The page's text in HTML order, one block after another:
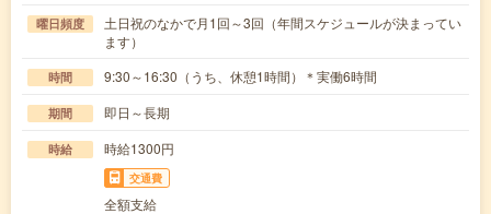
曜日頻度
土日祝のなかで月1回～3回（年間スケジュールが決まってい
ます）
時間 9:30～16:30（うち、休憩1時間）＊実働6時間
期間 即日～長期
時給 時給1300円
交通費
全額支給